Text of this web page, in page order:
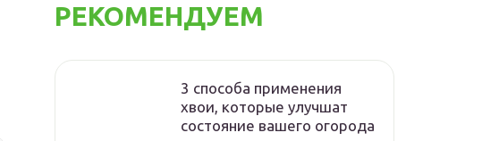
РЕКОМЕНДУЕМ
3 способа применения
хвои, которые улучшат
состояние вашего огорода